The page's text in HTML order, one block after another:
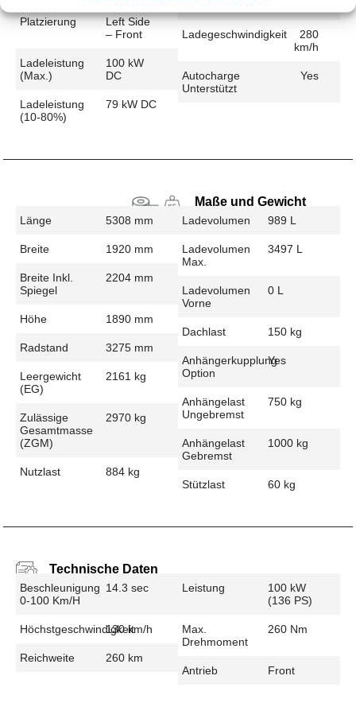
Platzierung
Left Side
– Front
Ladeleistung
(max.)
100 kW
DC
Ladeleistung
(10-80%)
79 kW DC
Ladegeschwindigkeit
280
km/h
Autocharge
Unterstützt
Yes
Maße und Gewicht
Länge 5308 mm
Breite 1920 mm
Breite Inkl.
Spiegel
2204 mm
Höhe 1890 mm
Radstand 3275 mm
Leergewicht
(EG)
2161 kg
Zulässige
Gesamtmasse
(zGM)
2970 kg
Nutzlast 884 kg
Ladevolumen 989 L
Ladevolumen
Max.
3497 L
Ladevolumen
Vorne
0 L
Dachlast 150 kg
Anhängerkupplung
Option
Yes
Anhängelast
Ungebremst
750 kg
Anhängelast
Gebremst
1000 kg
Stützlast 60 kg
Technische Daten
Beschleunigung
0-100 Km/h
14.3 sec
Höchstgeschwindigkeit
130 km/h
Reichweite 260 km
Leistung
100 kW
(136 PS)
Max.
Drehmoment
260 Nm
Antrieb Front